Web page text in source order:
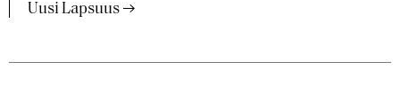
Uusi Lapsuus